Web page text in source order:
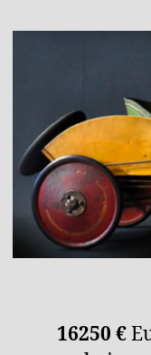
16250 €